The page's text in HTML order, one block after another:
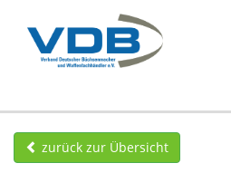
zurück zur Übersicht